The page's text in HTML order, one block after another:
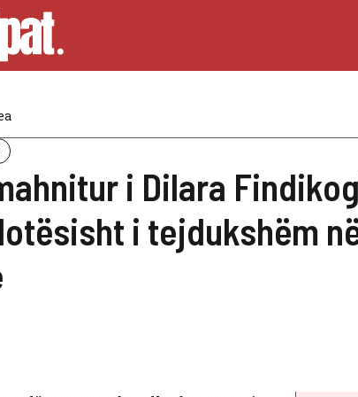
i Dilara
i tejdukshëm